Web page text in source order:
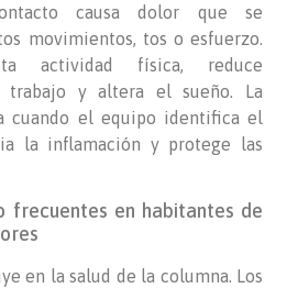
causa dolor que se
movimientos, tos o esfuerzo.
actividad física, reduce
y altera el sueño. La
cuando el equipo identifica el
la inflamación y protege las
frecuentes en habitantes de
en la salud de la columna. Los